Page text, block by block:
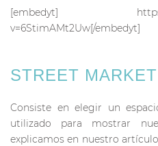
[embedyt] https://
v=6StimAMt2Uw[/embedyt]
STREET
Consiste en elegir un
utilizado para mostrar
explicamos en nuestro